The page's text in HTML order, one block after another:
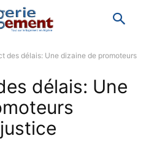
des délais: Une dizaine de promoteurs
délais: Une